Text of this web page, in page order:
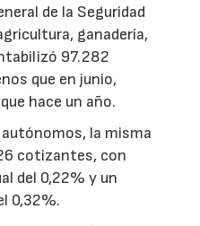
de la Seguridad
ganadería,
97.282
que en junio,
hace un año.
la misma
cotizantes, con
del 0,22% y un
0,32%.